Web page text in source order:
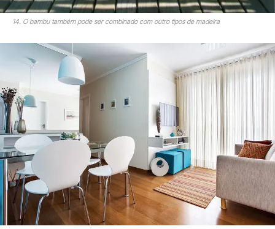
14. O bambu também pode ser combinado com outro tipos de madeira